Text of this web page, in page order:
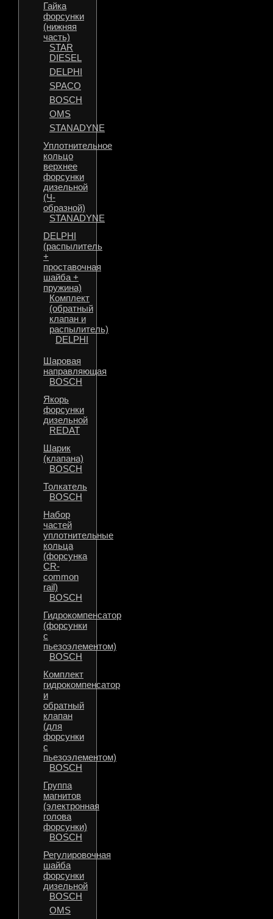
Гайка
форсунки
(нижняя
часть)
STAR
DIESEL
DELPHI
SPACO
BOSCH
OMS
STANADYNE
Уплотнительное
кольцо
верхнее
форсунки
дизельной
(Ч-
образной)
STANADYNE
DELPHI
(распылитель
+
проставочная
шайба +
пружина)
Комплект
(обратный
клапан и
распылитель)
DELPHI
Шаровая
направляющая
BOSCH
Якорь
форсунки
дизельной
REDAT
Шарик
(клапана)
BOSCH
Толкатель
BOSCH
Набор
частей
уплотнительные
кольца
(форсунка
CR-
common
rail)
BOSCH
Гидрокомпенсатор
(форсунки
с
пьезоэлементом)
BOSCH
Комплект
гидрокомпенсатор
и
обратный
клапан
(для
форсунки
с
пьезоэлементом)
BOSCH
Группа
магнитов
(электронная
голова
форсунки)
BOSCH
Регулировочная
шайба
форсунки
дизельной
BOSCH
OMS